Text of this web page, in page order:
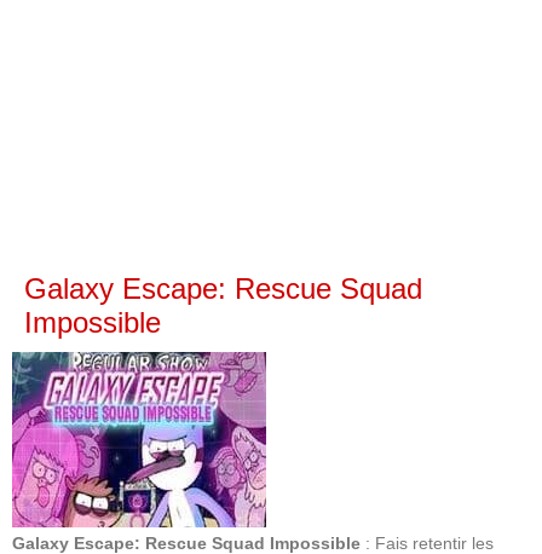
Galaxy Escape: Rescue Squad
Impossible
Galaxy Escape: Rescue Squad Impossible : Fais retentir les